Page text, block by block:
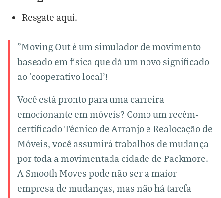
Resgate aqui.
"Moving Out é um simulador de movimento
baseado em física que dá um novo significado
ao 'cooperativo local'!
Você está pronto para uma carreira
emocionante em móveis? Como um recém-
certificado Técnico de Arranjo e Realocação de
Móveis, você assumirá trabalhos de mudança
por toda a movimentada cidade de Packmore.
A Smooth Moves pode não ser a maior
empresa de mudanças, mas não há tarefa